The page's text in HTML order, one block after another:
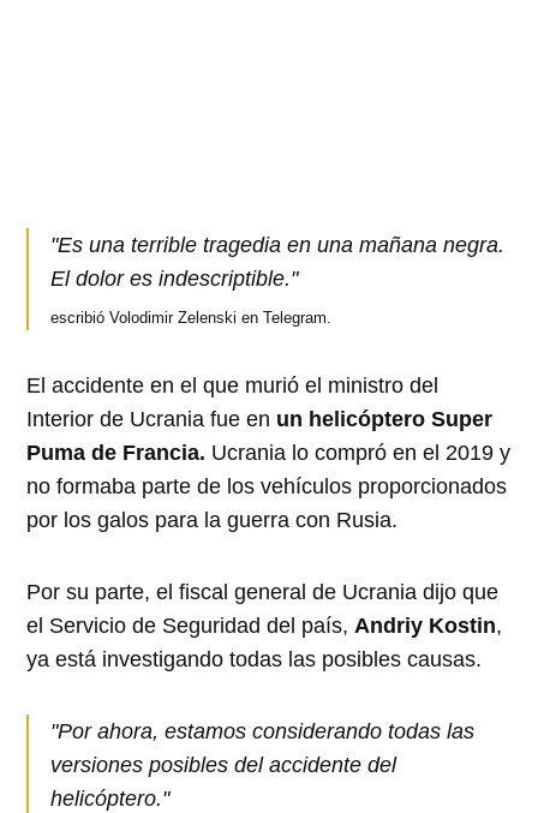
"Es una terrible tragedia en una mañana negra.
El dolor es indescriptible."
escribió Volodimir Zelenski en Telegram.
El accidente en el que murió el ministro del
Interior de Ucrania fue en un helicóptero Super
Puma de Francia. Ucrania lo compró en el 2019 y
no formaba parte de los vehículos proporcionados
por los galos para la guerra con Rusia.
Por su parte, el fiscal general de Ucrania dijo que
el Servicio de Seguridad del país,Andriy Kostin,
ya está investigando todas las posibles causas.
"Por ahora, estamos considerando todas las
versiones posibles del accidente del
helicóptero."